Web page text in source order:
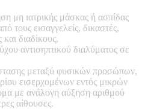
μη ιατρικής μάσκας ή ασπίδας
τους εισαγγελείς, δικαστές,
διαδίκους,
αντισηπτικού διαλύματος σε
μεταξύ φυσικών προσώπων,
εισερχομένων εντός μικρών
με ανάλογη αύξηση αριθμού
αίθουσες.